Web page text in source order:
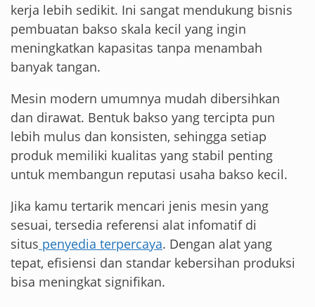
kerja lebih sedikit. Ini sangat mendukung bisnis
pembuatan bakso skala kecil yang ingin
meningkatkan kapasitas tanpa menambah
banyak tangan.
Mesin modern umumnya mudah dibersihkan
dan dirawat. Bentuk bakso yang tercipta pun
lebih mulus dan konsisten, sehingga setiap
produk memiliki kualitas yang stabil penting
untuk membangun reputasi usaha bakso kecil.
Jika kamu tertarik mencari jenis mesin yang
sesuai, tersedia referensi alat infomatif di
situs penyedia terpercaya. Dengan alat yang
tepat, efisiensi dan standar kebersihan produksi
bisa meningkat signifikan.